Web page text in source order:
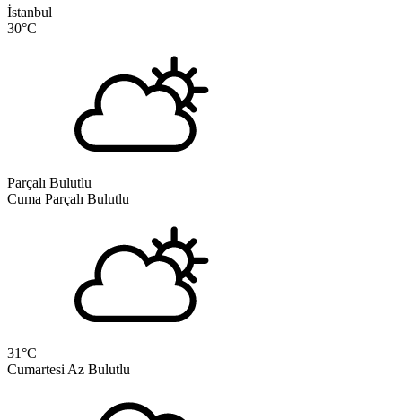
İstanbul
30°C
Parçalı Bulutlu
Cuma Parçalı Bulutlu
31°C
Cumartesi Az Bulutlu